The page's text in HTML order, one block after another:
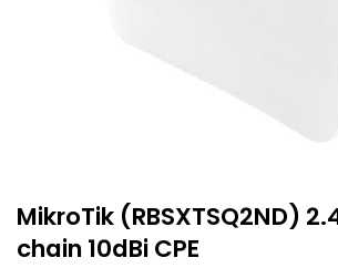
MikroTik (RBSXTSQ2ND)
chain 10dBi CPE